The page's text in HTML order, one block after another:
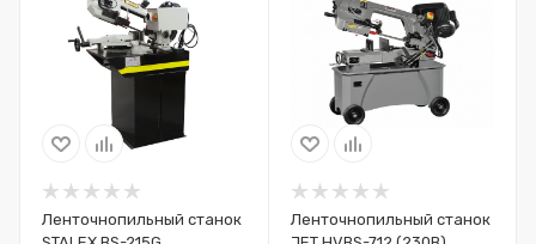
Ленточнопильный станок
Ленточнопильный станок